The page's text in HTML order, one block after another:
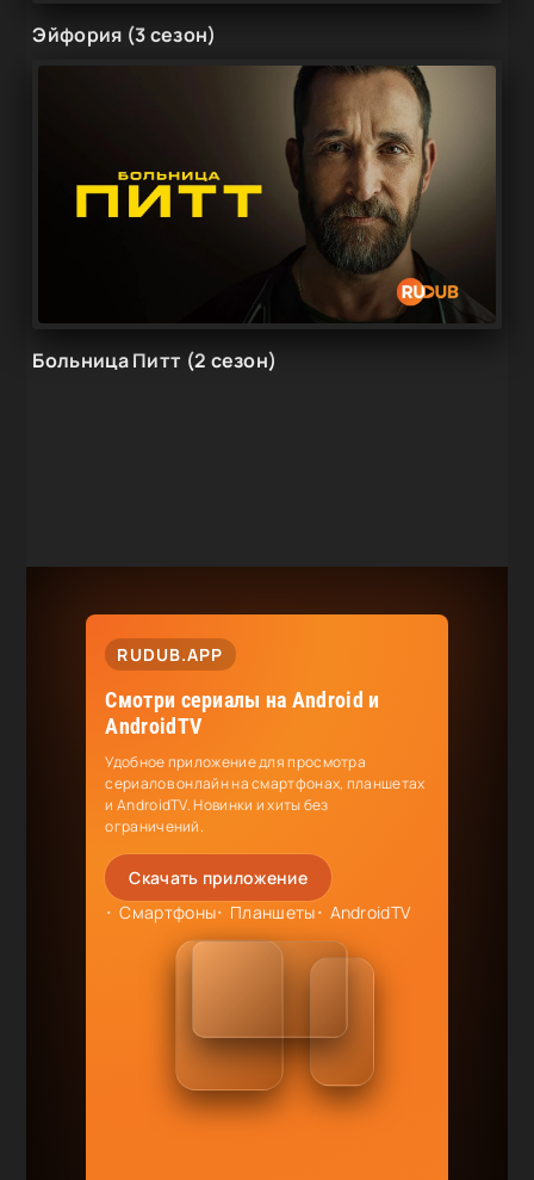
Эйфория (3 сезон)
Больница Питт (2 сезон)
RUDUB.APP
Смотри сериалы на Android и
AndroidTV
Удобное приложение для просмотра
сериалов онлайн на смартфонах, планшетах
и AndroidTV. Новинки и хиты без
ограничений.
Скачать приложение
Смартфоны
Планшеты AndroidTV